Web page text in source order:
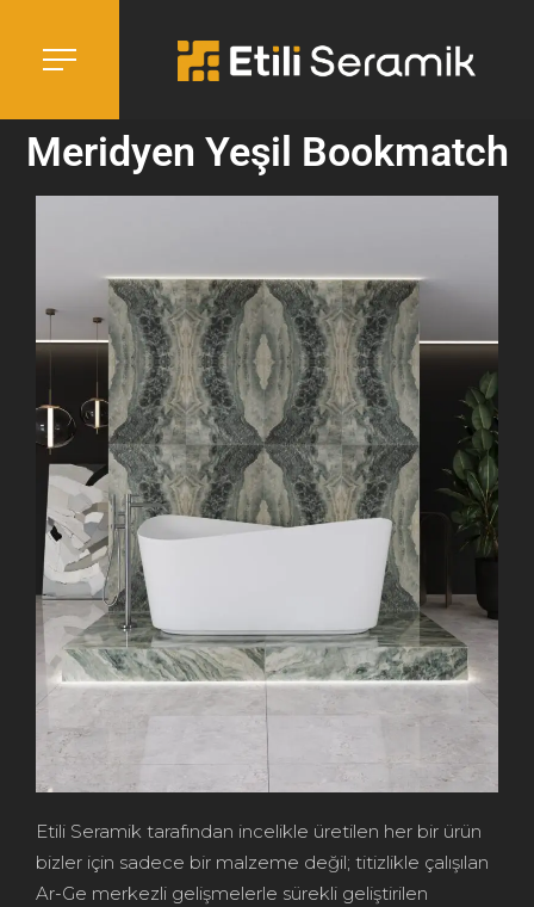
Meridyen Yeşil Bookmatch
Etili Seramik tarafından incelikle üretilen her bir ürün
bizler için sadece bir malzeme değil; titizlikle çalışılan
Ar-Ge merkezli gelişmelerle sürekli geliştirilen